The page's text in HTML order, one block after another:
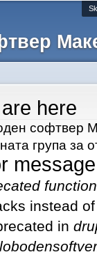
here
софтвер
група за
message
function
instead
in